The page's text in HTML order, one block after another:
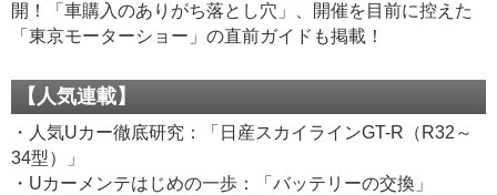
開！「車購入のありがち落とし穴」、開催を目前に控えた
「東京モーターショー」の直前ガイドも掲載！
【人気連載】
・人気Uカー徹底研究：「日産スカイラインGT-R（R32～
34型）」
・Uカーメンテはじめの一歩：「バッテリーの交換」